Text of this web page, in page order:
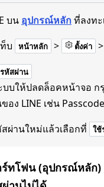
บน อุปกรณ์หลัก ที่ลงท
บ
หน้าหลัก > ตั้งค่า >
รหัสผ่าน
บบให้ปลดล็อคหน้าจอ
อง LINE เช่น
ผ่านใหม่แล้วเลือกที่
ใช้
ทโฟน (อุปกรณ์หลัก)